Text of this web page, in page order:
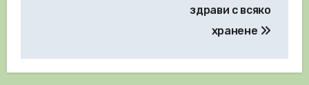
здрави с всяко
хранене